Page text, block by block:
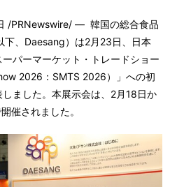
/PRNewswire/ — 韓国の総合食品
下、Daesang）は2月23日、日本
パーマーケット・トレードショー
2026：SMTS 2026）」への初
ました。本展示会は、2月18日か
催されました。